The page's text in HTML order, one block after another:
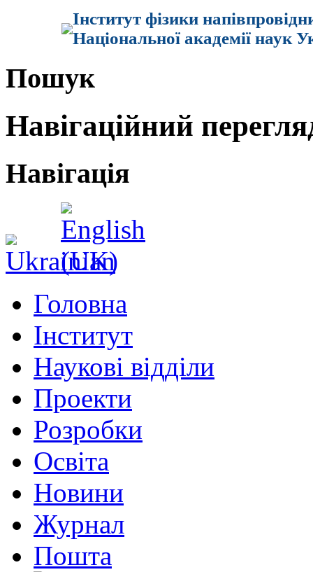
Інститут фізики
Національної академії наук
Пошук
Навігаційний
Навігація
Головна
Інститут
Наукові відділи
Проекти
Розробки
Освіта
Новини
Журнал
Пошта